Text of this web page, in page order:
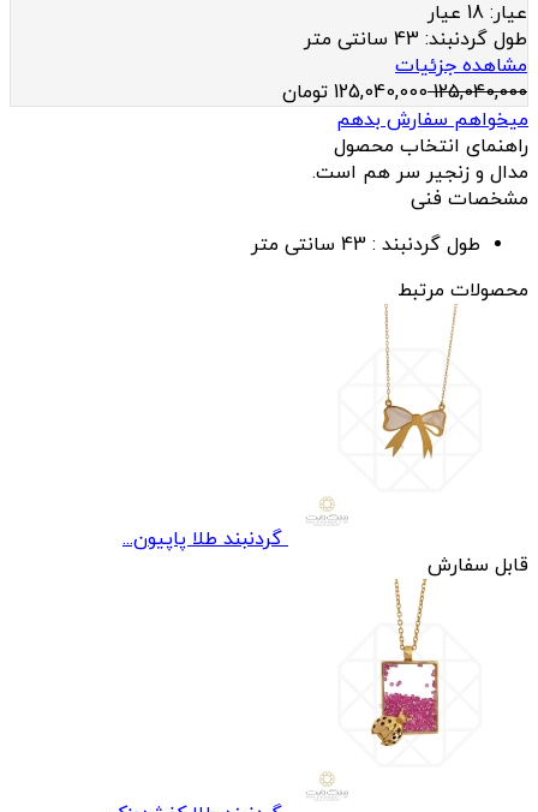
عيار: 18 عیار
طول گردنبند: 43 سانتی متر
مشاهده جزئیات
125,040,000
125,040,000 تومان
میخواهم سفارش بدهم
راهنمای انتخاب محصول
مدال و زنجیر سر هم است.
مشخصات فنی
طول گردنبند : 43 سانتی متر
محصولات مرتبط
گردنبند طلا پاپیون...
قابل سفارش